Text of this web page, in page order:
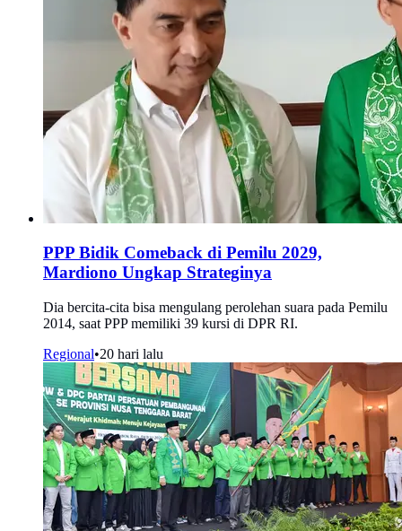
PPP Bidik Comeback di Pemilu 2029,
Mardiono Ungkap Strateginya
Dia bercita-cita bisa mengulang perolehan suara pada Pemilu
2014, saat PPP memiliki 39 kursi di DPR RI.
Regional•20 hari lalu